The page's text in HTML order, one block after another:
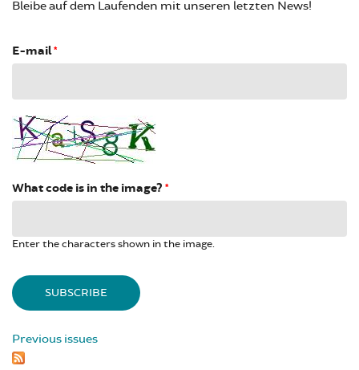
Bleibe auf dem Laufenden mit unseren letzten News!
E-mail*
What code is in the image? *
Enter the characters shown in the image.
Previous issues